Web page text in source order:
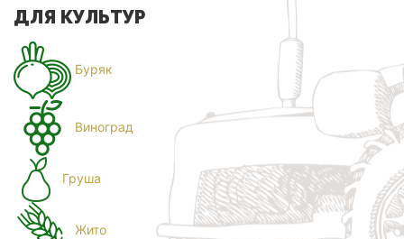
ДЛЯ КУЛЬТУР
Буряк
Виноград
Груша
Жито